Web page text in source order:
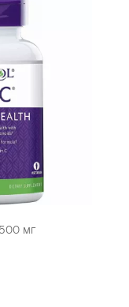
мг